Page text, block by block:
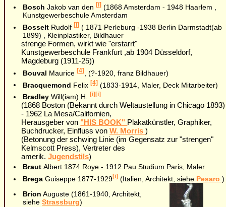
BoschJakob van den[i] (1868 Amsterdam - 1948 Haarlem ,
Kunstgewerbeschule Amsterdam
Bosselt Rudolf[i] ( 1871 Perleburg -1938 Berlin Darmstadt(ab
1899) , Kleinplastiker, Bildhauer
strenge Formen, wirkt wie "erstarrt"
Kunstgewerbeschule Frankfurt ,ab 1904 Düsseldorf,
Magdeburg (1911-25))
Bouval Maurice[4] , (?-1920, franz Bildhauer)
Bracquemond Felix[4] (1833-1914, Maler, Deck Mitarbeiter)
BradleyWill(iam) H.[i] [i]
(1868 Boston (Bekannt durch Weltaustellung in Chicago 1893)
- 1962 La Mesa/Californien,
Herausgeber von "HIS BOOK" Plakatkünstler, Graphiker,
Buchdrucker, Einfluss vonW. Morris)
(Betonung der schwing Linie (im Gegensatz zur "strengen"
Kelmscott Press), Vertreter des
amerik.Jugendstils)
BrautAlbert 1874 Roye - 1912 Pau Studium Paris, Maler
BregaGuiseppe 1877-1929[i] (Italien, Architekt, siehe Pesaro)
Brion Auguste (1861-1940, Architekt,
sieheStrassburg)